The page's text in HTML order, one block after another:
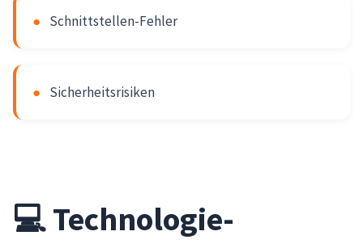
● Schnittstellen-Fehler
● Sicherheitsrisiken
💻 Technologie-